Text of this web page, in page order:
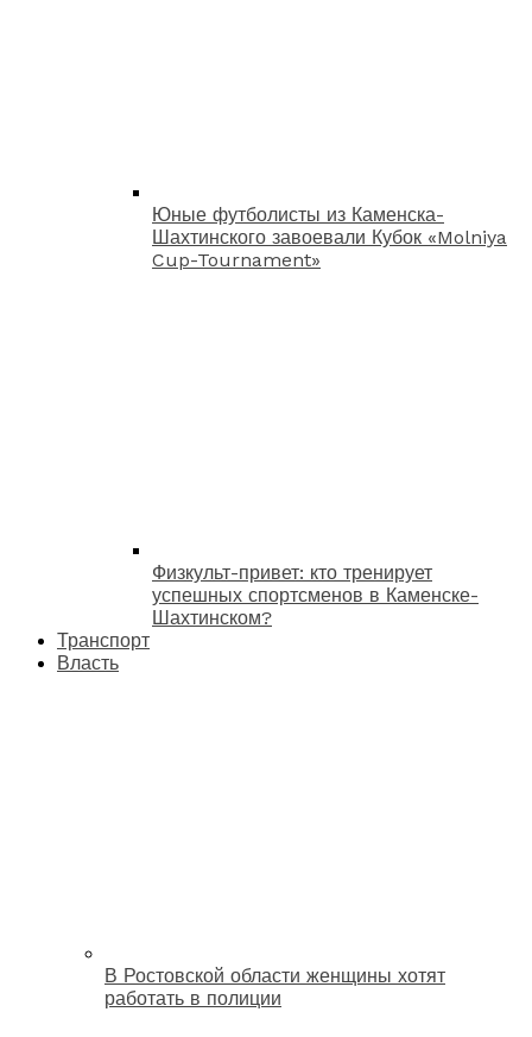
Юные футболисты из Каменска-
Шахтинского завоевали Кубок «Molniya
Cup-Tournament»
Физкульт-привет: кто тренирует
успешных спортсменов в Каменске-
Шахтинском?
Транспорт
Власть
В Ростовской области женщины хотят
работать в полиции